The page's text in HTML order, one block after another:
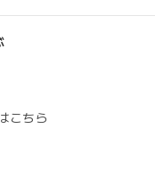
こちら